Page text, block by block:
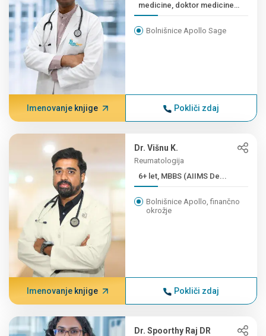
medicine, doktor medicine
R...
Bolnišnice Apollo Sage
Imenovanje knjige Pokliči zdaj
Dr. Višnu K.
Reumatologija
6+ let, MBBS (AIIMS De...
Bolnišnice Apollo, finančno
okrožje
Imenovanje knjige Pokliči zdaj
Dr. Spoorthy Raj DR